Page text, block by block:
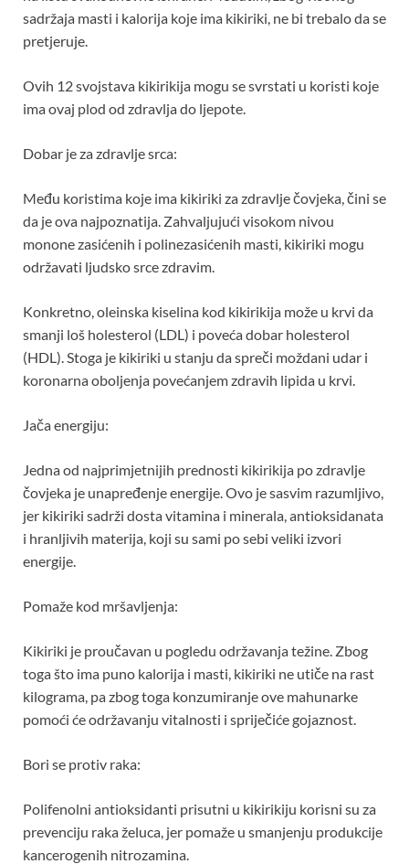
sadržaja masti i kalorija koje ima kikiriki, ne bi trebalo da se
pretjeruje.
Ovih 12 svojstava kikirikija mogu se svrstati u koristi koje
ima ovaj plod od zdravlja do ljepote.
Dobar je za zdravlje srca:
Među koristima koje ima kikiriki za zdravlje čovjeka, čini se
da je ova najpoznatija. Zahvaljujući visokom nivou
monone zasićenih i polinezasićenih masti, kikiriki mogu
održavati ljudsko srce zdravim.
Konkretno, oleinska kiselina kod kikirikija može u krvi da
smanji loš holesterol (LDL) i poveća dobar holesterol
(HDL). Stoga je kikiriki u stanju da spreči moždani udar i
koronarna oboljenja povećanjem zdravih lipida u krvi.
Jača energiju:
Jedna od najprimjetnijih prednosti kikirikija po zdravlje
čovjeka je unapređenje energije. Ovo je sasvim razumljivo,
jer kikiriki sadrži dosta vitamina i minerala, antioksidanata
i hranljivih materija, koji su sami po sebi veliki izvori
energije.
Pomaže kod mršavljenja:
Kikiriki je proučavan u pogledu održavanja težine. Zbog
toga što ima puno kalorija i masti, kikiriki ne utiče na rast
kilograma, pa zbog toga konzumiranje ove mahunarke
pomoći će održavanju vitalnosti i spriječiće gojaznost.
Bori se protiv raka:
Polifenolni antioksidanti prisutni u kikirikiju korisni su za
prevenciju raka želuca, jer pomaže u smanjenju produkcije
kancerogenih nitrozamina.